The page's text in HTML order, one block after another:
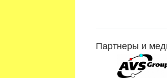
Партнеры и